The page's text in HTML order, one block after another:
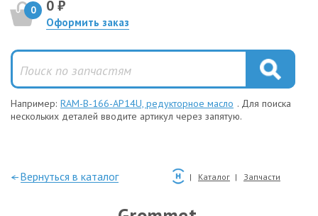
0 0 ₽
Оформить заказ
Например: RAM-B-166-AP14U, редукторное масло . Для поиска
нескольких деталей вводите артикул через запятую.
—Вернуться в каталог Каталог Запчасти